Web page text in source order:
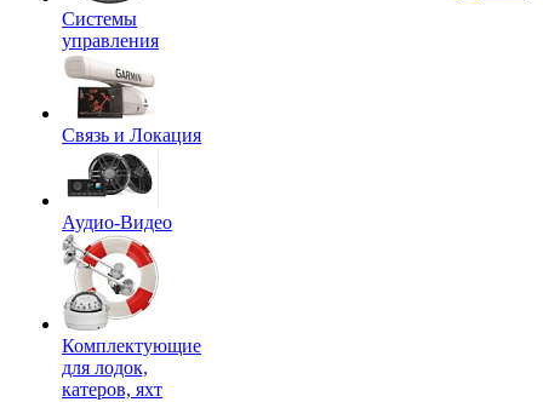
Системы
управления
Связь и Локация
Аудио-Видео
Комплектующие
для лодок,
катеров, яхт